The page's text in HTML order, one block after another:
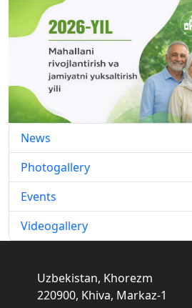
News
Photogallery
Events
Videogallery
Uzbekistan, Khorezm
220900, Khiva, Markaz-1